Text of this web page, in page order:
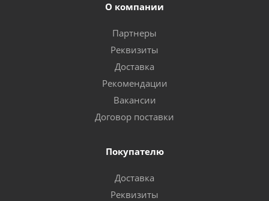
О компании
Партнеры
Реквизиты
Доставка
Рекомендации
Вакансии
Договор поставки
Покупателю
Доставка
Реквизиты